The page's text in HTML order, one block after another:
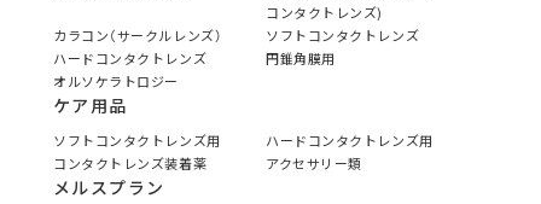
コンタクトレンズ)
カラコン（サークルレンズ）
ソフトコンタクトレンズ
ハードコンタクトレンズ
円錐角膜用
オルソケラトロジー
ケア用品
ソフトコンタクトレンズ用
ハードコンタクトレンズ用
コンタクトレンズ装着薬
アクセサリー類
メルスプラン